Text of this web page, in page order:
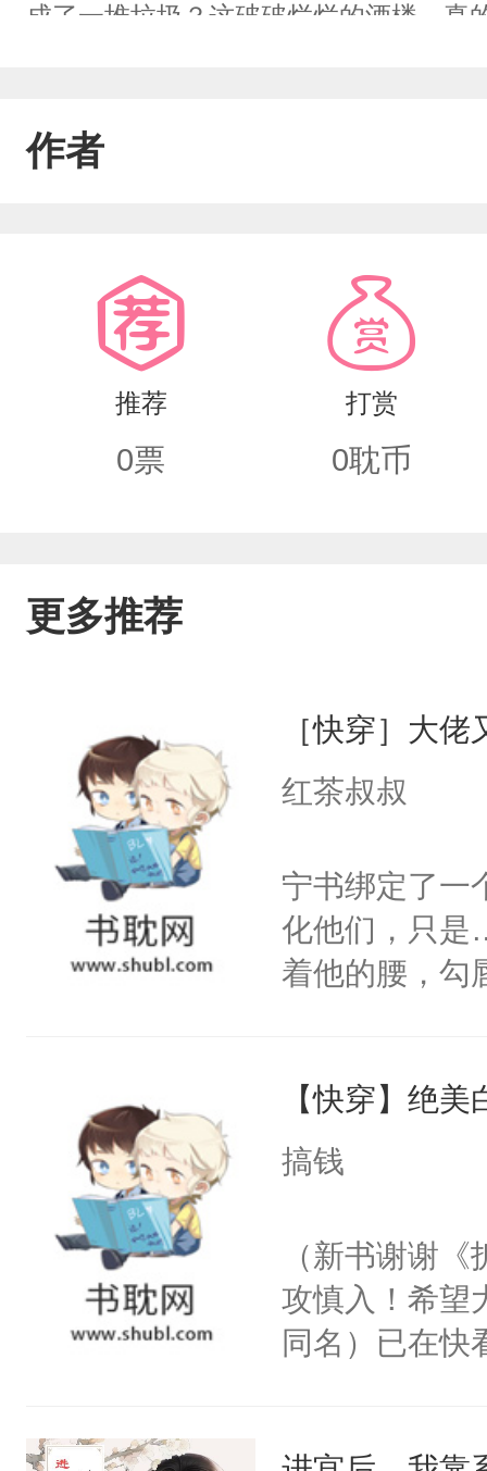
成了一堆垃圾？这破破烂烂的酒楼，
作者
推荐
0票
打赏
0耽币
更多推荐
［快穿］大
红茶叔叔
宁书绑定了一
化他们，只是
着他的腰，勾
来，给老公
用力——为你
【快穿】绝
搞钱
（新书谢谢
攻慎入！希望
同名）已在快